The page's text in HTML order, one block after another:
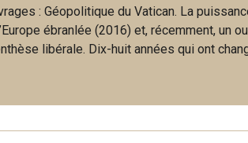
: Géopolitique du Vatican. La
ébranlée (2016) et, récemment, un
libérale. Dix-huit années qui ont